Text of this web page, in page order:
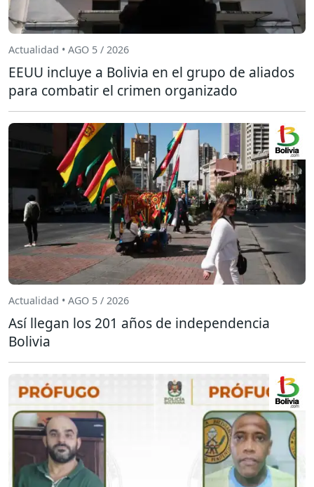
Actualidad • AGO 5 / 2026
EEUU incluye a Bolivia en el grupo de aliados
para combatir el crimen organizado
Actualidad • AGO 5 / 2026
Así llegan los 201 años de independencia
Bolivia